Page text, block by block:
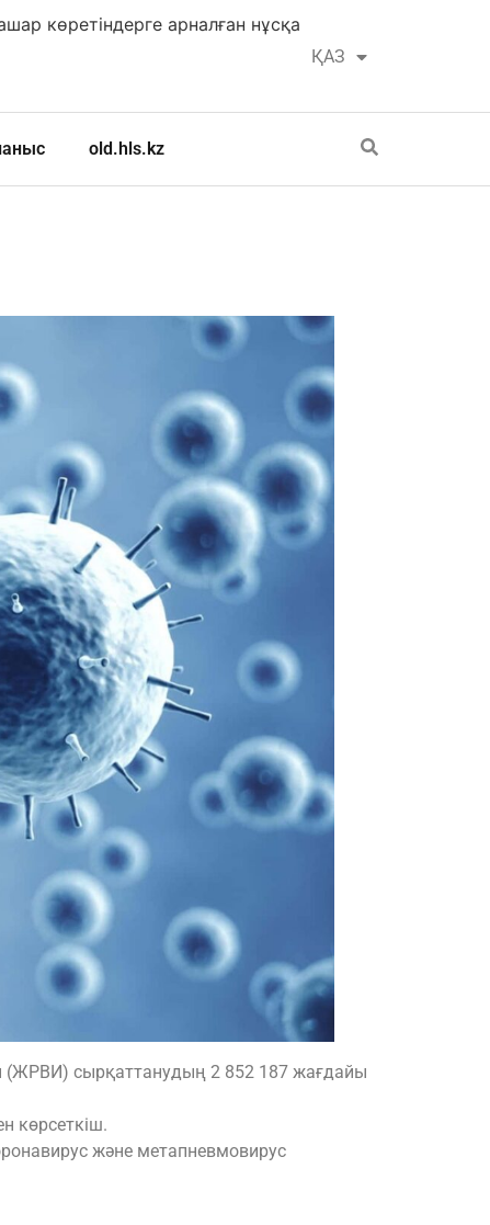
ҚАЗ
РУС
көретіндерге арналған нұсқа
old.hls.kz
(ЖРВИ) сырқаттанудың 2 852 187 жағдайы
көрсеткіш.
және метапневмовирус